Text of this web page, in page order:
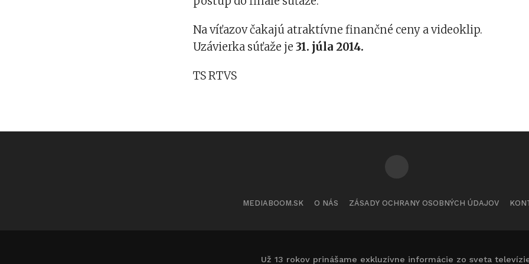
Na víťazov čakajú atraktívne finančné ceny a videoklip.
Uzávierka súťaže je31. júla 2014.
TS RTVS
MEDIABOOM.SK O NÁS ZÁSADY OCHRANY OSOBNÝCH ÚDAJOV
Už 13 rokov prinášame exkluzívne informácie zo sveta